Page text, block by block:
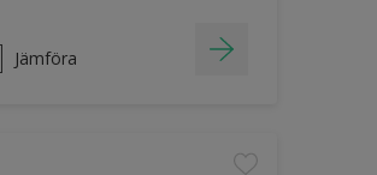
Jämföra